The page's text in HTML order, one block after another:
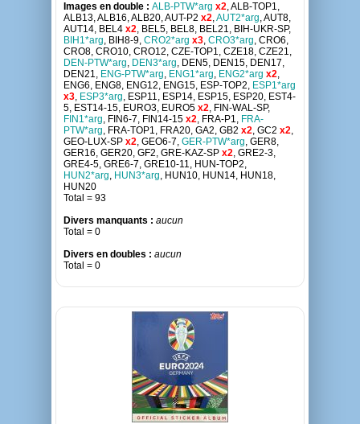
Images en double : ALB-PTW*arg x2, ALB-TOP1,
ALB13, ALB16, ALB20, AUT-P2 x2,AUT2*arg, AUT8,
AUT14, BEL4 x2, BEL5, BEL8, BEL21, BIH-UKR-SP,
BIH1*arg, BIH8-9, CRO2*arg x3, CRO3*arg, CRO6,
CRO8, CRO10, CRO12, CZE-TOP1, CZE18, CZE21,
DEN-PTW*arg, DEN3*arg, DEN5, DEN15, DEN17,
DEN21, ENG-PTW*arg, ENG1*arg, ENG2*arg x2,
ENG6, ENG8, ENG12, ENG15, ESP-TOP2, ESP1*arg
x3, ESP3*arg, ESP11, ESP14, ESP15, ESP20, EST4-
5, EST14-15, EURO3, EURO5 x2, FIN-WAL-SP,
FIN1*arg, FIN6-7, FIN14-15 x2, FRA-P1, FRA-
PTW*arg, FRA-TOP1, FRA20, GA2, GB2 x2, GC2 x2,
GEO-LUX-SP x2, GEO6-7, GER-PTW*arg, GER8,
GER16, GER20, GF2, GRE-KAZ-SP x2, GRE2-3,
GRE4-5, GRE6-7, GRE10-11, HUN-TOP2,
HUN2*arg, HUN3*arg, HUN10, HUN14, HUN18,
HUN20
Total = 93
Divers manquants : aucun
Total = 0
Divers en doubles : aucun
Total = 0